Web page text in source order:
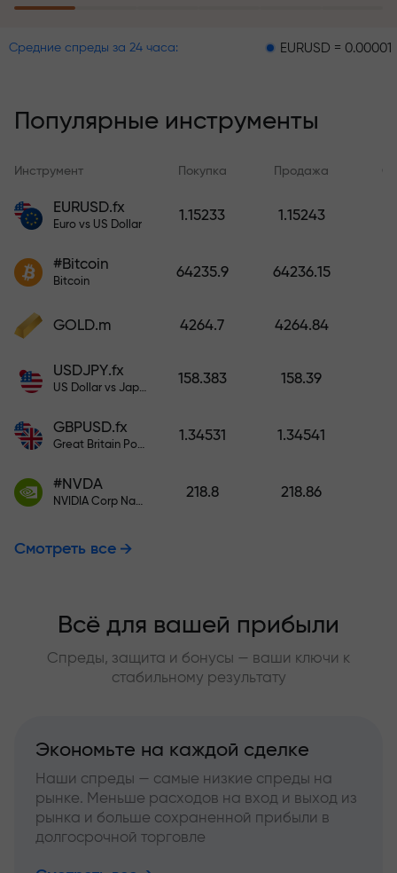
пополнение счёта
в течение 6 месяцев. Торгуйте
Пополните счёт — и получите
депозита. X1000 — это не
опечатка. Чем больше депозит,
Средние спреды за 24 часа: EURUSD = 0.00001
Популярные инструменты
Инструмент Покупка Продажа
EURUSD.fx
Euro vs US Dollar
1.15233 1.15243
#Bitcoin
Bitcoin
64235.9 64236.15
GOLD.m 4264.7 4264.84
USDJPY.fx
US Dollar vs Japanese Yen
158.383 158.39
GBPUSD.fx
Great Britain Pound vs US Dollar
1.34531 1.34541
#NVDA
NVIDIA Corp Nasdaq Stock Exchange (Nasdaq) USD
218.8 218.86
Смотреть все
Всё для вашей прибыли
Спреды, защита и бонусы — ваши ключи к
стабильному результату
Экономьте на каждой сделке
Наши спреды — самые низкие спреды на
рынке. Меньше расходов на вход и выход из
рынка и больше сохраненной прибыли в
долгосрочной торговле